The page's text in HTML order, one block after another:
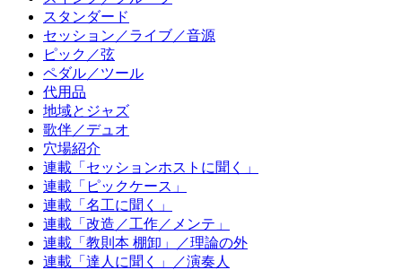
スタンダード
セッション／ライブ／音源
ピック／弦
ペダル／ツール
代用品
地域とジャズ
歌伴／デュオ
穴場紹介
連載「セッションホストに聞く」
連載「ピックケース」
連載「名工に聞く」
連載「改造／工作／メンテ」
連載「教則本 棚卸」／理論の外
連載「達人に聞く」／演奏人